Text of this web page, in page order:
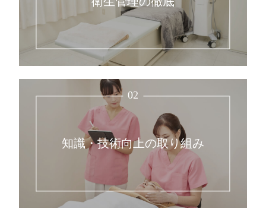
02
知識・技術向上の取り組み